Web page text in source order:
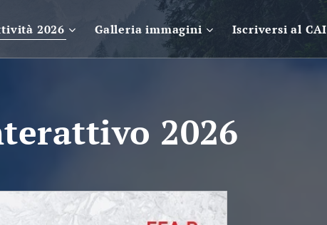
2026 Galleria immagini Iscriversi al CAI
2026